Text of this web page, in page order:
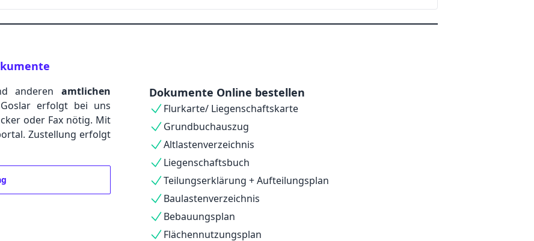
anderen amtlichen
erfolgt bei uns
oder Fax nötig. Mit
Zustellung erfolgt
Dokumente Online bestellen
Flurkarte/ Liegenschaftskarte
Grundbuchauszug
Altlastenverzeichnis
Liegenschaftsbuch
Teilungserklärung + Aufteilungsplan
Baulastenverzeichnis
Bebauungsplan
Flächennutzungsplan